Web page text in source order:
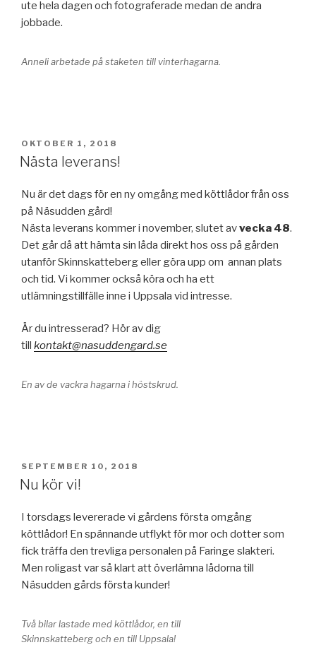
ute hela dagen och fotograferade medan de andra
jobbade.
Anneli arbetade på staketen till vinterhagarna.
PUBLICERAT
OKTOBER 1, 2018
Nästa leverans!
Nu är det dags för en ny omgång med köttlådor från oss
på Näsudden gård!
Nästa leverans kommer i november, slutet avvecka 48.
Det går då att hämta sin låda direkt hos oss på gården
utanför Skinnskatteberg eller göra upp om annan plats
och tid. Vi kommer också köra och ha ett
utlämningstillfälle inne i Uppsala vid intresse.
Är du intresserad? Hör av dig
till kontakt@nasuddengard.se
En av de vackra hagarna i höstskrud.
PUBLICERAT
SEPTEMBER 10, 2018
Nu kör vi!
I torsdags levererade vi gårdens första omgång
köttlådor! En spännande utflykt för mor och dotter som
fick träffa den trevliga personalen på Faringe slakteri.
Men roligast var så klart att överlämna lådorna till
Näsudden gårds första kunder!
Två bilar lastade med köttlådor, en till
Skinnskatteberg och en till Uppsala!